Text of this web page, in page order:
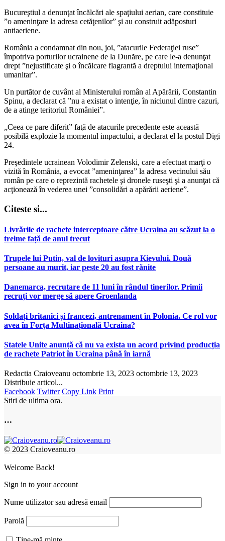
Bucureştiul a denunţat încălcări ale spaţiului aerian, care constituie
”o ameninţare la adresa cetăţenilor” şi au construit adăposturi
antiaeriene.
România a condamnat din nou, joi, ”atacurile Federaţiei ruse”
împotriva porturilor ucrainene de la Dunăre, pe care le-a denunţat
drept ”nejustificate şi o încălcare flagrantă a dreptului internaţional
umanitar”.
Un purtător de cuvânt al Ministerului român al Apărării, Constantin
Spinu, a declarat că ”nu a existat o intenţie, în niciunul dintre cazuri,
de a atinge teritoriul României”.
„Ceea ce pare diferit” faţă de atacurile precedente este această
posibilă explozie la momentul impactului, a declarat el la postul Digi
24.
Preşedintele ucrainean Volodimir Zelenski, care a efectuat marţi o
vizită în România, a evocat ”ameninţarea” la adresa vecinului său
român pe care o reprezintă rachetele şi dronele ruseşti şi a anunţat că
acţionează în vederea unei ”consolidări a apărării aeriene”.
Citeste si...
Livrările de rachete interceptoare către Ucraina au scăzut la o
treime față de anul trecut
Trupele lui Putin, val de lovituri asupra Kievului. Două
persoane au murit, iar peste 20 au fost rănite
Danemarca, recrutare de 11 luni în rândul tinerilor. Primii
recruți vor merge să apere Groenlanda
Soldați britanici și francezi, antrenament în Polonia. Ce rol vor
avea în Forța Multinațională Ucraina?
Statele Unite anunță că nu va exista un acord privind producția
de rachete Patriot în Ucraina până în iarnă
Redactia Craioveanu octombrie 13, 2023 octombrie 13, 2023
Distribuie articol...
Facebook Twitter Copy Link Print
Stiri de ultima ora.
…
© 2023 Craioveanu.ro
Welcome Back!
Sign in to your account
Nume utilizator sau adresă email
Parolă